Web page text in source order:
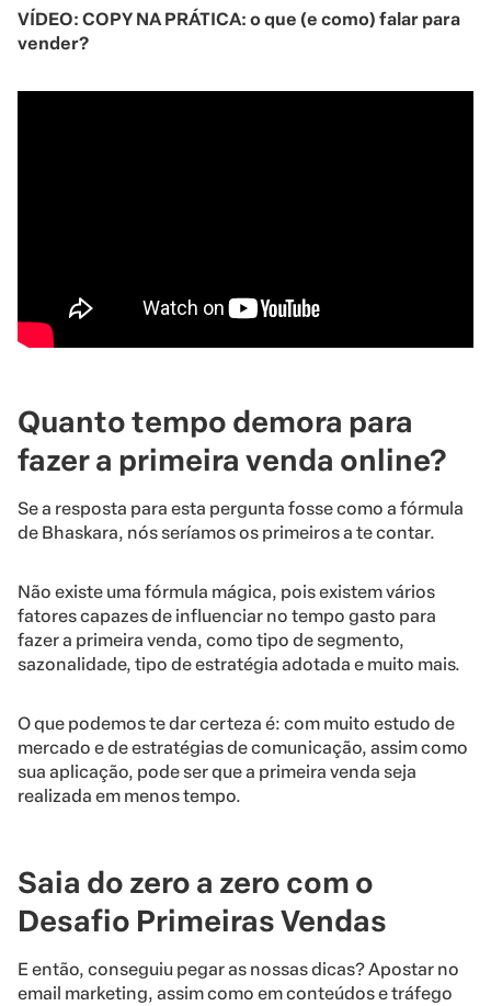
VÍDEO: COPY NA PRÁTICA: o que (e como) falar para
vender?
Quanto tempo demora para
fazer a primeira venda online?
Se a resposta para esta pergunta fosse como a fórmula
de Bhaskara, nós seríamos os primeiros a te contar.
Não existe uma fórmula mágica, pois existem vários
fatores capazes de influenciar no tempo gasto para
fazer a primeira venda, como tipo de segmento,
sazonalidade, tipo de estratégia adotada e muito mais.
O que podemos te dar certeza é: com muito estudo de
mercado e de estratégias de comunicação, assim como
sua aplicação, pode ser que a primeira venda seja
realizada em menos tempo.
Saia do zero a zero com o
Desafio Primeiras Vendas
E então, conseguiu pegar as nossas dicas? Apostar no
email marketing, assim como em conteúdos etráfego